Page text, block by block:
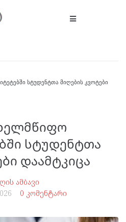
სტუდენტთა მიღების კვოტები
სტუდენტთა
დაამტკიცა
ამბავი
0 კომენტარი